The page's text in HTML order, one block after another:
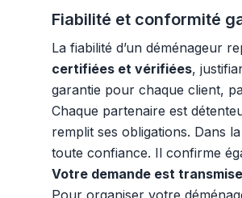
Fiabilité et conformité
La fiabilité d’un déménageur
certifiées et vérifiées,
garantie pour chaque client,
Chaque partenaire est
remplit ses obligations. Dans
toute confiance. Il confirme
Votre demande est
Pour organiser votre